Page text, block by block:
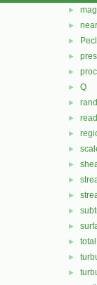
►
►
►
►
►
► Q
►
►
►
►
►
►
►
►
►
►
►
►